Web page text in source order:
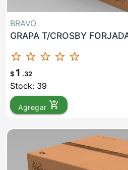
BRAVO
GRAPA T/CROSBY
star_border star_border star_border star_border star_border
$ 1 .32
Stock: 39
Agregar add_shopping_cart